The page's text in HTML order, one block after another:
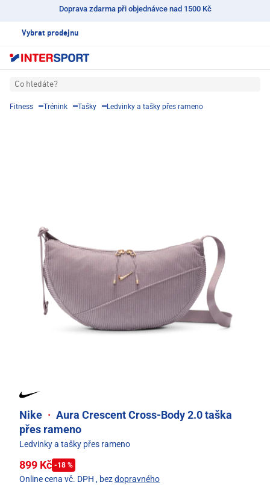
Doprava zdarma při objednávce nad 1500 Kč
Vybrat prodejnu
Co hledáte?
Fitness Trénink Tašky Ledvinky a tašky přes rameno
Nike · Aura Crescent Cross-Body 2.0 taška
přes rameno
Ledvinky a tašky přes rameno
899 Kč -18 %
Online cena vč. DPH , bezdopravného